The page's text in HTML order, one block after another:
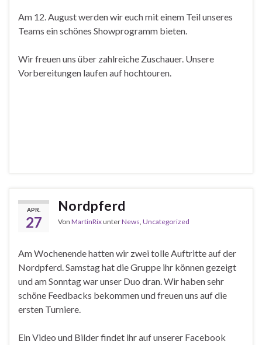
Am 12. August werden wir euch mit einem Teil unseres
Teams ein schönes Showprogramm bieten.
Wir freuen uns über zahlreiche Zuschauer. Unsere
Vorbereitungen laufen auf hochtouren.
APR.
27
Nordpferd
Von MartinRixunterNews, Uncategorized
Am Wochenende hatten wir zwei tolle Auftritte auf der
Nordpferd. Samstag hat die Gruppe ihr können gezeigt
und am Sonntag war unser Duo dran. Wir haben sehr
schöne Feedbacks bekommen und freuen uns auf die
ersten Turniere.
Ein Video und Bilder findet ihr auf unserer Facebook